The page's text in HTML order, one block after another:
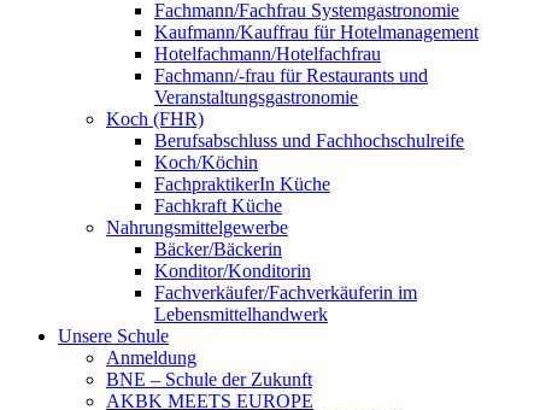
Fachmann/Fachfrau Systemgastronomie
Kaufmann/Kauffrau für Hotelmanagement
Hotelfachmann/Hotelfachfrau
Fachmann/-frau für Restaurants und
Veranstaltungsgastronomie
Koch (FHR)
Berufsabschluss und Fachhochschulreife
Koch/Köchin
FachpraktikerIn Küche
Fachkraft Küche
Nahrungsmittelgewerbe
Bäcker/Bäckerin
Konditor/Konditorin
Fachverkäufer/Fachverkäuferin im
Lebensmittelhandwerk
Unsere Schule
Anmeldung
BNE – Schule der Zukunft
AKBK MEETS EUROPE